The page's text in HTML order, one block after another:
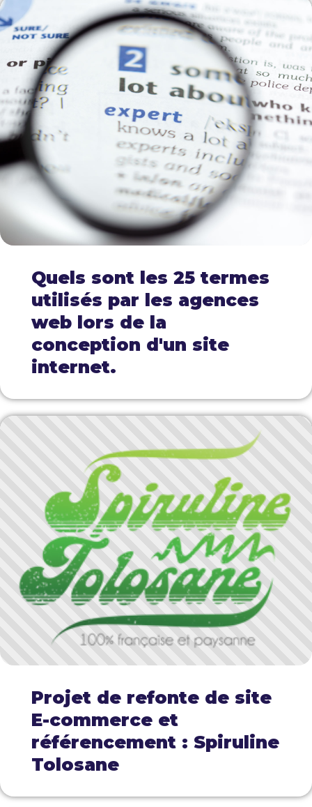
Quels sont les 25 termes
utilisés par les agences
web lors de la
conception d'un site
internet.
Projet de refonte de site
E-commerce et
référencement : Spiruline
Tolosane